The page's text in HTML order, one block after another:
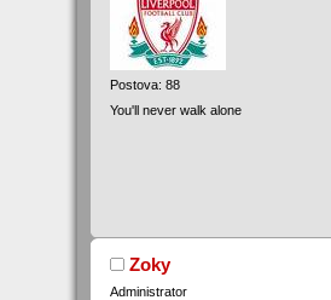
Postova: 88
You'll never walk alone
Zoky
Administrator